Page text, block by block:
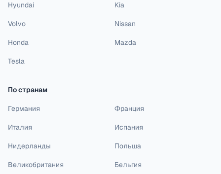
Hyundai Kia
Volvo Nissan
Honda Mazda
Tesla
По странам
Германия Франция
Италия Испания
Нидерланды Польша
Великобритания Бельгия